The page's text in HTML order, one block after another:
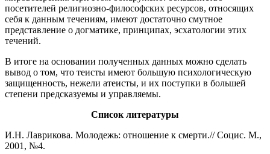
посетителей религиозно-философских ресурсов, относящих
себя к данным течениям, имеют достаточно смутное
представление о догматике, принципах, эсхатологии этих
течений.
В итоге на основании полученных данных можно сделать
вывод о том, что теисты имеют большую психологическую
защищенность, нежели атеисты, и их поступки в большей
степени предсказуемы и управляемы.
Список литературы
И.Н. Лаврикова. Молодежь: отношение к смерти.// Социс. М.,
2001, №4.